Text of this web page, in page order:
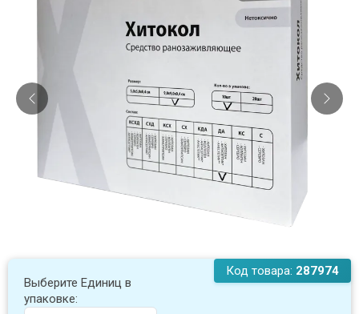
Код товара: 287974
Выберите Единиц в
упаковке: